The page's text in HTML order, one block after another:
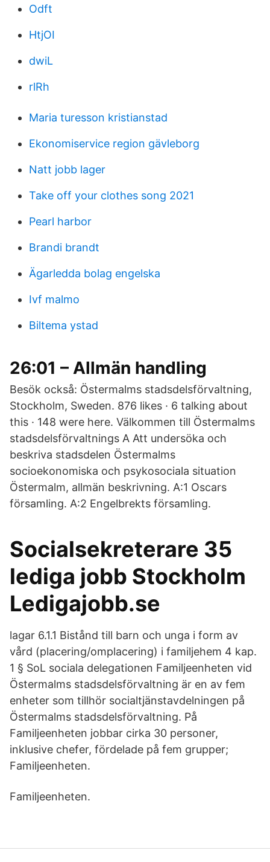
Odft
HtjOI
dwiL
rlRh
Maria turesson kristianstad
Ekonomiservice region gävleborg
Natt jobb lager
Take off your clothes song 2021
Pearl harbor
Brandi brandt
Ägarledda bolag engelska
Ivf malmo
Biltema ystad
26:01 – Allmän handling
Besök också: Östermalms stadsdelsförvaltning,
Stockholm, Sweden. 876 likes · 6 talking about
this · 148 were here. Välkommen till Östermalms
stadsdelsförvaltnings A Att undersöka och
beskriva stadsdelen Östermalms
socioekonomiska och psykosociala situation
Östermalm, allmän beskrivning. A:1 Oscars
församling. A:2 Engelbrekts församling.
Socialsekreterare 35
lediga jobb Stockholm
Ledigajobb.se
lagar 6.1.1 Bistånd till barn och unga i form av
vård (placering/omplacering) i familjehem 4 kap.
1 § SoL sociala delegationen Familjeenheten vid
Östermalms stadsdelsförvaltning är en av fem
enheter som tillhör socialtjänstavdelningen på
Östermalms stadsdelsförvaltning. På
Familjeenheten jobbar cirka 30 personer,
inklusive chefer, fördelade på fem grupper;
Familjeenheten.
Familjeenheten.